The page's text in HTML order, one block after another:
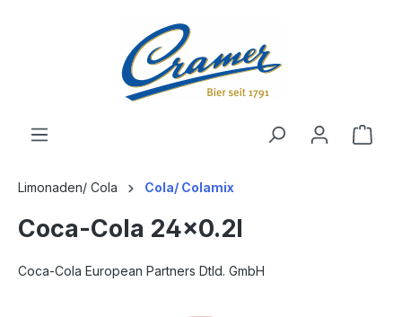
Limonaden/ Cola Cola/ Colamix
Coca-Cola 24x0.2l
Coca-Cola European Partners Dtld. GmbH